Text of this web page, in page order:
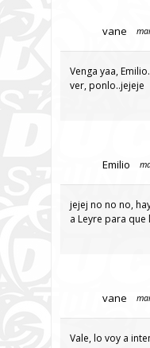
vane
Venga yaa,
ver, ponlo..jejeje
Emilio
jejej no no no,
a Leyre para
vane
Vale, lo voy a